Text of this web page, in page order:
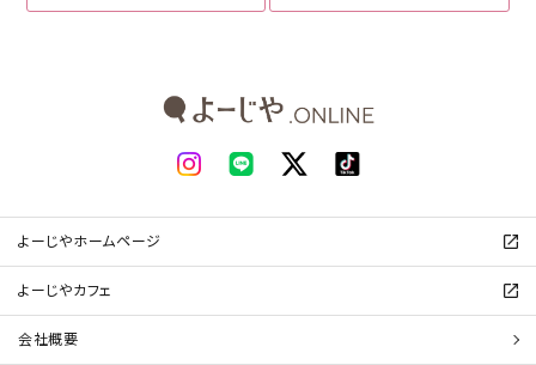
よーじやホームページ
よーじやカフェ
会社概要